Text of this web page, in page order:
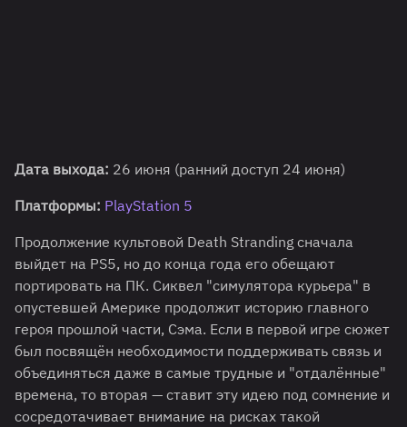
Дата выхода: 26 июня (ранний доступ 24 июня)
Платформы: PlayStation 5
Продолжение культовой Death Stranding сначала
выйдет на PS5, но до конца года его обещают
портировать на ПК. Сиквел "симулятора курьера" в
опустевшей Америке продолжит историю главного
героя прошлой части, Сэма. Если в первой игре сюжет
был посвящён необходимости поддерживать связь и
объединяться даже в самые трудные и "отдалённые"
времена, то вторая — ставит эту идею под сомнение и
сосредотачивает внимание на рисках такой